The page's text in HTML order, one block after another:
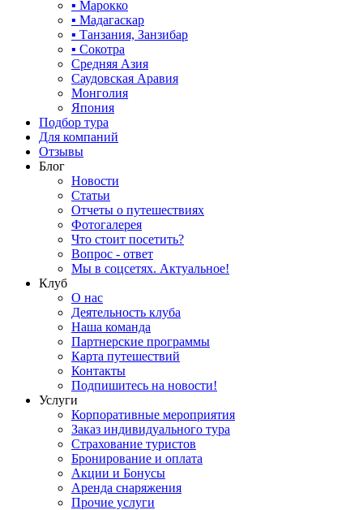
▪ Марокко
▪ Мадагаскар
▪ Танзания, Занзибар
▪ Сокотра
Средняя Азия
Саудовская Аравия
Монголия
Япония
Подбор тура
Для компаний
Отзывы
Блог
Новости
Статьи
Отчеты о путешествиях
Фотогалерея
Что стоит посетить?
Вопрос - ответ
Мы в соцсетях. Актуальное!
Клуб
О нас
Деятельность клуба
Наша команда
Партнерские программы
Карта путешествий
Контакты
Подпишитесь на новости!
Услуги
Корпоративные мероприятия
Заказ индивидуального тура
Страхование туристов
Бронирование и оплата
Акции и Бонусы
Аренда снаряжения
Прочие услуги